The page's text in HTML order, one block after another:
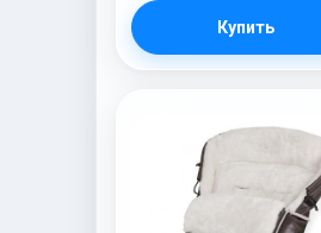
Купить